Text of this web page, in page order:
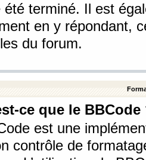
été terminé. Il est
en y répondant,
du forum.
ce que le BBCode
est une
contrôle de